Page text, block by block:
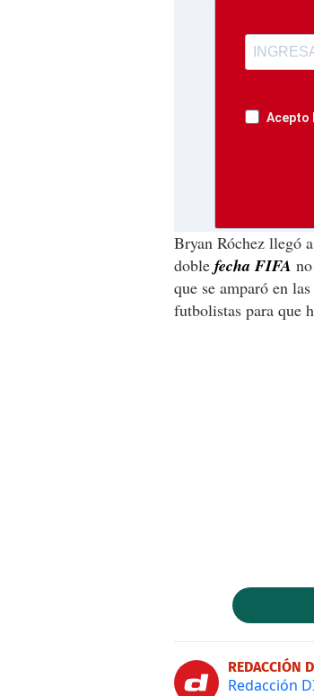
Acepto
Bryan Róchez llegó
doble fecha FIFA
que se amparó en
futbolistas para que
REDACCIÓN
Redacción